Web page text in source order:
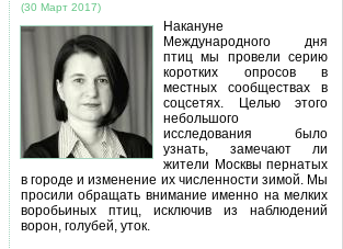
(30 Март 2017)
Накануне
Международного дня
птиц мы провели серию
коротких опросов в
местных сообществах в
соцсетях. Целью этого
небольшого
исследования было
узнать, замечают ли
жители Москвы пернатых
в городе и изменение их численности зимой. Мы
просили обращать внимание именно на мелких
воробьиных птиц, исключив из наблюдений
ворон, голубей, уток.